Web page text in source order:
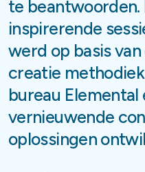
te beantwoorden.
inspirerende
werd op basis
creatie
bureau Elemental
vernieuwende
oplossingen